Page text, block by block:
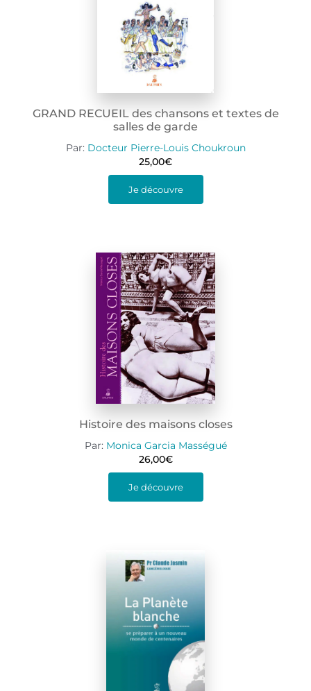
GRAND RECUEIL des chansons et textes de
salles de garde
Par: Docteur Pierre-Louis Choukroun
25,00€
Je découvre
Histoire des maisons closes
Par: Monica Garcia Masségué
26,00€
Je découvre